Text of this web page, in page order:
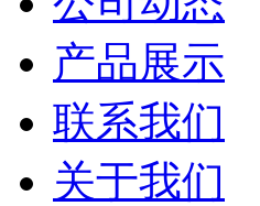
产品展示
联系我们
关于我们